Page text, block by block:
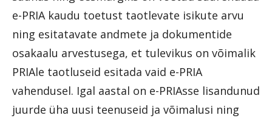
e-PRIA kaudu toetust taotlevate isikute arvu
ning esitatavate andmete ja dokumentide
osakaalu arvestusega, et tulevikus on võimalik
PRIAle taotluseid esitada vaid e-PRIA
vahendusel. Igal aastal on e-PRIAsse lisandunud
juurde üha uusi teenuseid ja võimalusi ning